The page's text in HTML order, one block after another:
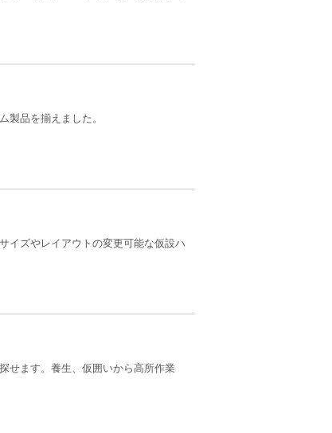
製品を揃えました。
イズやレイアウトの変更可能な仮設ハ
せます。養生、仮囲いから高所作業